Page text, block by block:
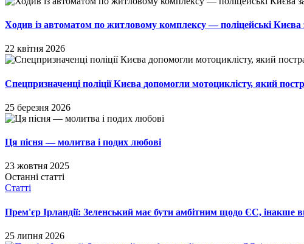
Ходив із автоматом по житловому комплексу — поліцейські Києва
22 квітня 2026
Спецпризначенці поліції Києва допомогли мотоциклісту, який
25 березня 2026
Ця пісня — молитва і подих любові
23 жовтня 2025
Останні статті
Статті
Прем'єр Ірландії: Зеленський має бути амбітним щодо ЄС, інакше
25 липня 2026